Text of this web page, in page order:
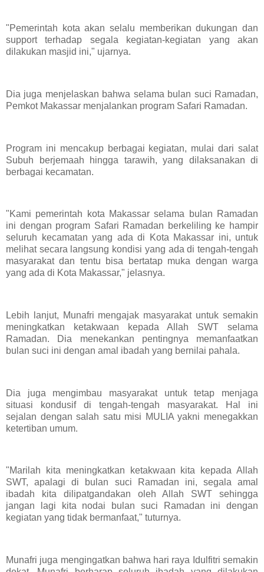
"Pemerintah kota akan selalu memberikan dukungan dan
support terhadap segala kegiatan-kegiatan yang akan
dilakukan masjid ini," ujarnya.
Dia juga menjelaskan bahwa selama bulan suci Ramadan,
Pemkot Makassar menjalankan program Safari Ramadan.
Program ini mencakup berbagai kegiatan, mulai dari salat
Subuh berjemaah hingga tarawih, yang dilaksanakan di
berbagai kecamatan.
"Kami pemerintah kota Makassar selama bulan Ramadan
ini dengan program Safari Ramadan berkeliling ke hampir
seluruh kecamatan yang ada di Kota Makassar ini, untuk
melihat secara langsung kondisi yang ada di tengah-tengah
masyarakat dan tentu bisa bertatap muka dengan warga
yang ada di Kota Makassar," jelasnya.
Lebih lanjut, Munafri mengajak masyarakat untuk semakin
meningkatkan ketakwaan kepada Allah SWT selama
Ramadan. Dia menekankan pentingnya memanfaatkan
bulan suci ini dengan amal ibadah yang bernilai pahala.
Dia juga mengimbau masyarakat untuk tetap menjaga
situasi kondusif di tengah-tengah masyarakat. Hal ini
sejalan dengan salah satu misi MULIA yakni menegakkan
ketertiban umum.
"Marilah kita meningkatkan ketakwaan kita kepada Allah
SWT, apalagi di bulan suci Ramadan ini, segala amal
ibadah kita dilipatgandakan oleh Allah SWT sehingga
jangan lagi kita nodai bulan suci Ramadan ini dengan
kegiatan yang tidak bermanfaat," tuturnya.
Munafri juga mengingatkan bahwa hari raya Idulfitri semakin